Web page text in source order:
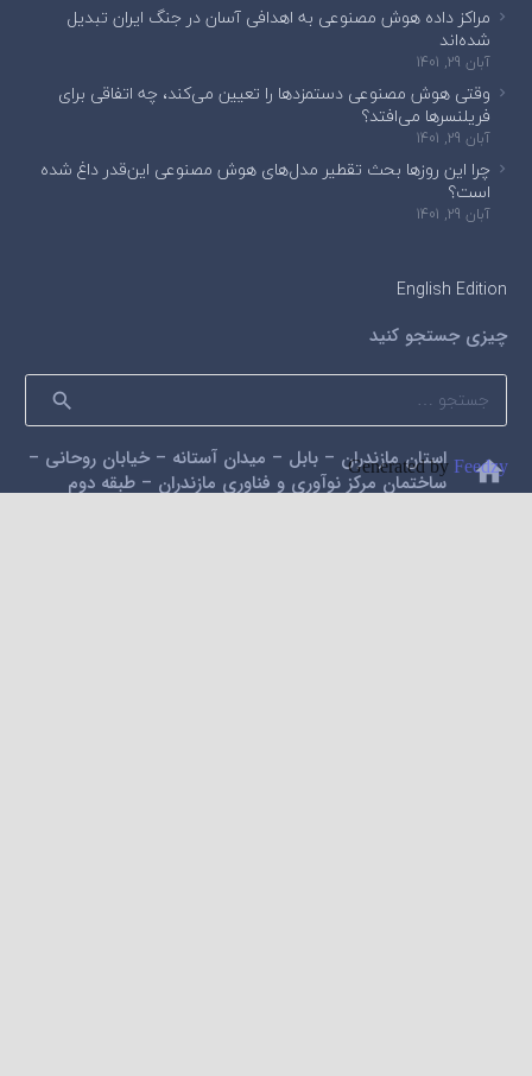
مراکز داده هوش مصنوعی به اهدافی آسان در جنگ ایران تبدیل
شده‌اند
آبان 29, 1401
وقتی هوش مصنوعی دستمزدها را تعیین می‌کند، چه اتفاقی برای
فریلنسرها می‌افتد؟
آبان 29, 1401
چرا این روزها بحث تقطیر مدل‌های هوش مصنوعی این‌قدر داغ شده
است؟
آبان 29, 1401
English Edition
چیزی جستجو کنید
جستجو
برای:
home
استان مازندران – بابل – میدان آستانه – خیابان روحانی –
ساختمان مرکز نوآوری و فناوری مازندران – طبقه دوم
Generated by Feedzy